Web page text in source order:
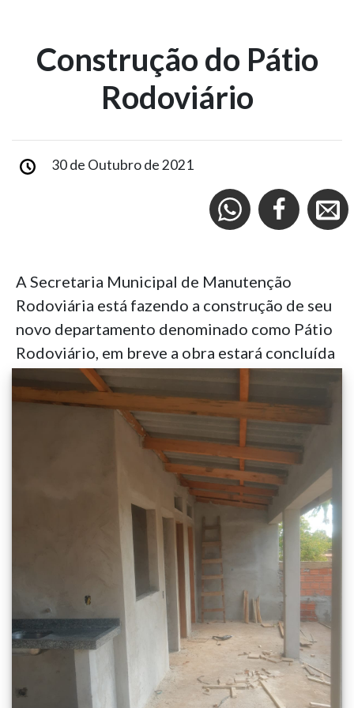
Construção do Pátio
Rodoviário
30 de Outubro de 2021
A Secretaria Municipal de Manutenção
Rodoviária está fazendo a construção de seu
novo departamento denominado como Pátio
Rodoviário, em breve a obra estará concluída